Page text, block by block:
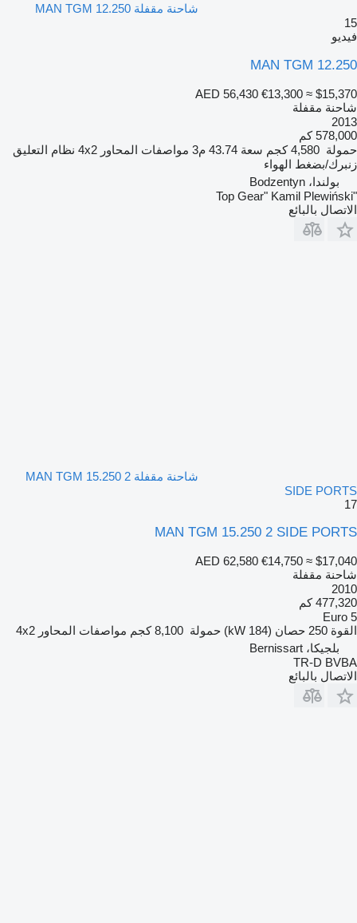
شاحنة مقفلة MAN TGM 12.250
15
فيديو
MAN TGM 12.250
AED 56,430 €13,300 ≈ $15,370
شاحنة مقفلة
2013
578,000 كم
حمولة 4,580 كجم سعة 43.74 م3 مواصفات المحاور 4x2 نظام التعليق
زنبرك/بضغط الهواء
بولندا، Bodzentyn
"Top Gear" Kamil Plewiński
الاتصال بالبائع
شاحنة مقفلة MAN TGM 15.250 2
SIDE PORTS
17
MAN TGM 15.250 2 SIDE PORTS
AED 62,580 €14,750 ≈ $17,040
شاحنة مقفلة
2010
477,320 كم
Euro 5
القوة 250 حصان (184 kW) حمولة 8,100 كجم مواصفات المحاور 4x2
بلجيكا، Bernissart
TR-D BVBA
الاتصال بالبائع